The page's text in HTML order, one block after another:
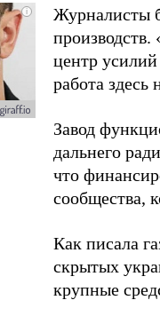
Журналисты
центр
работа
Завод
дальнего
что
сообщества,
Как писала
скрытых
крупные